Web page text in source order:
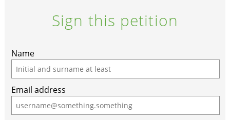
Sign this petition
Name
Email address